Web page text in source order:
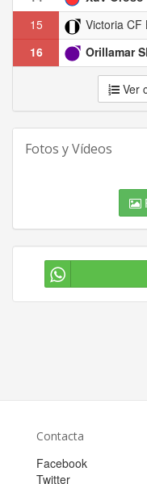
15
Victoria CF
16
Orillamar
Ver
Fotos y Vídeos
Contacta
Facebook
Twitter